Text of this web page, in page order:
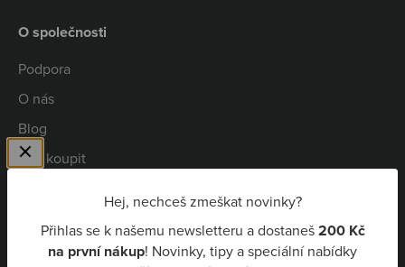
Hej, nechceš zmeškat novinky?
Přihlas se k našemu newsletteru a dostaneš200 Kč
na první nákup! Novinky, tipy a speciální nabídky
O společnosti
Podpora
O nás
Blog
Kde koupit
Niceboy Pay